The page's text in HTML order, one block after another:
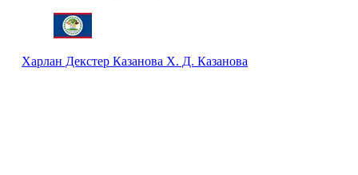
Харлан Декстер Казанова Х. Д. Казанова